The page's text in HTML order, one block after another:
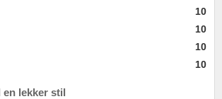
10
10
10
10
en lekker stil